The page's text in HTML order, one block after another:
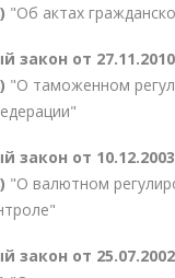
"Об актах
закон от
"О таможенном
закон от
"О валютном
закон от